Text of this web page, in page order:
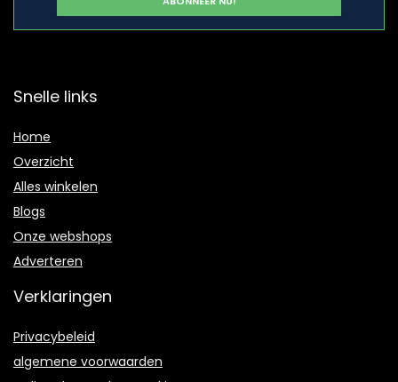
Snelle links
Home
Overzicht
Alles winkelen
Blogs
Onze webshops
Adverteren
Verklaringen
Privacybeleid
algemene voorwaarden